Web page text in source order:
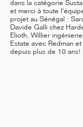
dans la catégorie
et merci à toute
projet au Sénégal :
Davide Galli chez
Elioth, Willier
Estate avec Redman
depuis plus de 10 ans!